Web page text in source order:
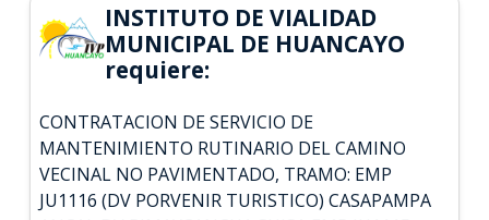
INSTITUTO DE VIALIDAD
MUNICIPAL DE HUANCAYO
requiere:
CONTRATACION DE SERVICIO DE
MANTENIMIENTO RUTINARIO DEL CAMINO
VECINAL NO PAVIMENTADO, TRAMO: EMP
JU1116 (DV PORVENIR TURISTICO) CASAPAMPA